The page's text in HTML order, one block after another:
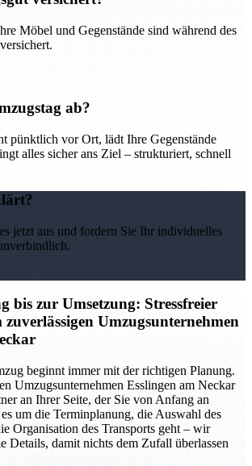
Möbel und Gegenstände sind während des
ab?
pünktlich vor Ort, lädt Ihre Gegenstände
alles sicher ans Ziel – strukturiert, schnell
jetzt aus und fordern Sie Ihr individuelles
bis zur Umsetzung: Stressfreier
Umzugsunternehmen
beginnt immer mit der richtigen Planung.
Umzugsunternehmen Esslingen am Neckar
an Ihrer Seite, der Sie von Anfang an
um die Terminplanung, die Auswahl des
Organisation des Transports geht – wir
Details, damit nichts dem Zufall überlassen